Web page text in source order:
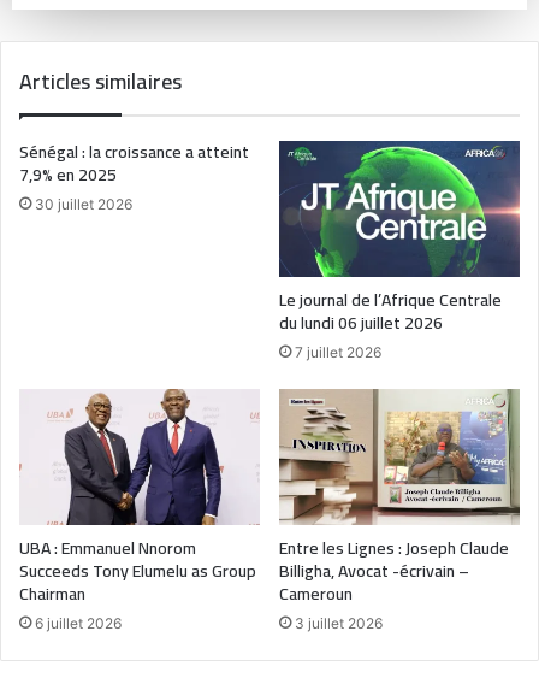
Articles similaires
Sénégal : la croissance a atteint
7,9% en 2025
30 juillet 2026
Le journal de l’Afrique Centrale
du lundi 06 juillet 2026
7 juillet 2026
UBA : Emmanuel Nnorom
Succeeds Tony Elumelu as Group
Chairman
6 juillet 2026
Entre les Lignes : Joseph Claude
Billigha, Avocat -écrivain –
Cameroun
3 juillet 2026